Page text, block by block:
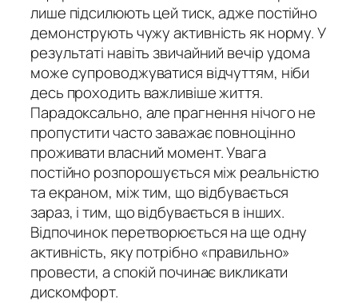
лише підсилюють цей тиск, адже постійно
демонструють чужу активність як норму. У
результаті навіть звичайний вечір удома
може супроводжуватися відчуттям, ніби
десь проходить важливіше життя.
Парадоксально, але прагнення нічого не
пропустити часто заважає повноцінно
проживати власний момент. Увага
постійно розпорошується між реальністю
та екраном, між тим, що відбувається
зараз, і тим, що відбувається в інших.
Відпочинок перетворюється на ще одну
активність, яку потрібно «правильно»
провести, а спокій починає викликати
дискомфорт.